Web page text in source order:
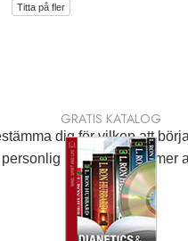
Titta på fler
dig för vilken att
rådgivare kommer
GRATIS KATALOG